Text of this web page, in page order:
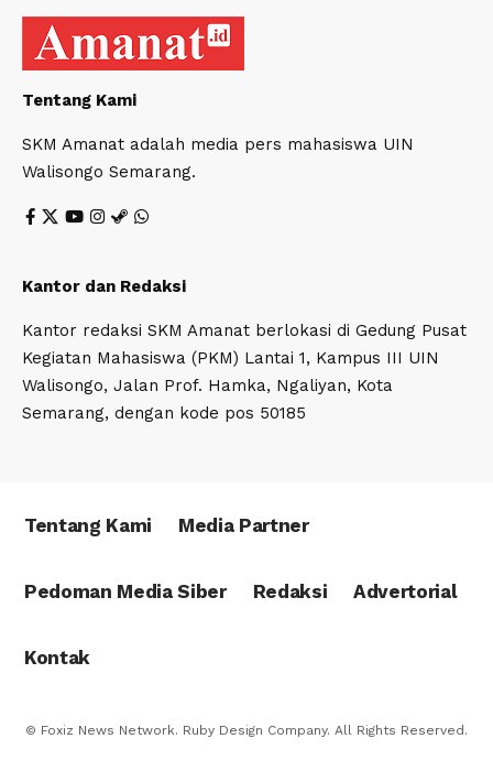
Tentang Kami
SKM Amanat adalah media pers mahasiswa UIN
Walisongo Semarang.
Kantor dan Redaksi
Kantor redaksi SKM Amanat berlokasi di Gedung Pusat
Kegiatan Mahasiswa (PKM) Lantai 1, Kampus III UIN
Walisongo, Jalan Prof. Hamka, Ngaliyan, Kota
Semarang, dengan kode pos 50185
Tentang Kami Media Partner
Pedoman Media Siber Redaksi Advertorial
Kontak
© Foxiz News Network. Ruby Design Company. All Rights Reserved.